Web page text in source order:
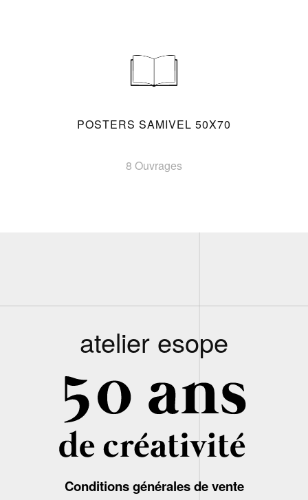
POSTERS SAMIVEL 50X70
8 Ouvrages
atelier esope
Conditions générales de vente